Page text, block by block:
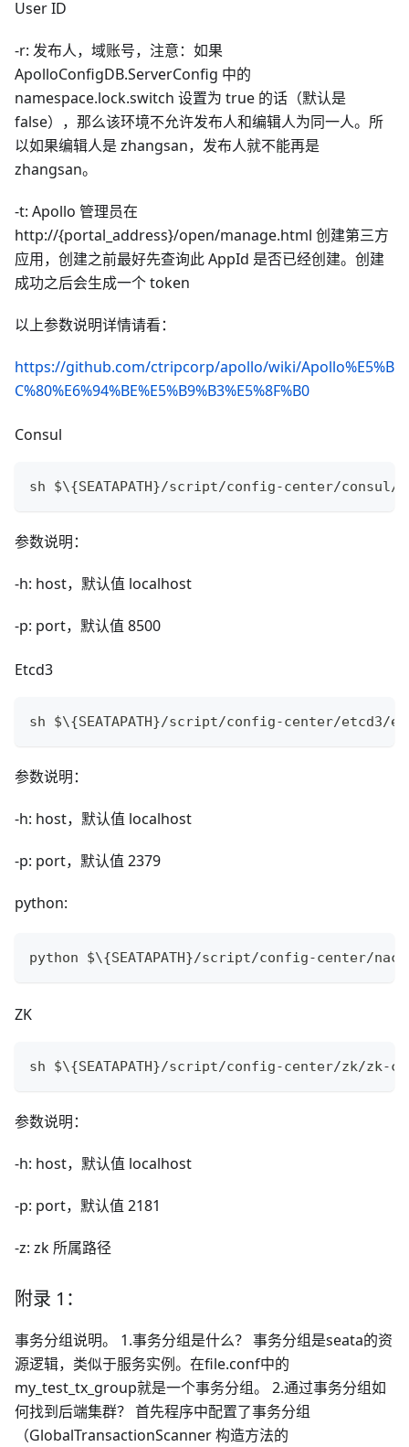
User ID
-r: 发布人，域账号，注意：如果
ApolloConfigDB.ServerConfig 中的
namespace.lock.switch 设置为 true 的话（默认是
false），那么该环境不允许发布人和编辑人为同一人。所
以如果编辑人是 zhangsan，发布人就不能再是
zhangsan。
-t: Apollo 管理员在
http://{portal_address}/open/manage.html 创建第三方
应用，创建之前最好先查询此 AppId 是否已经创建。创建
成功之后会生成一个 token
以上参数说明详情请看：
https://github.com/ctripcorp/apollo/wiki/Apollo%E5%B
C%80%E6%94%BE%E5%B9%B3%E5%8F%B0
Consul
sh $\{SEATAPATH}/script/config-center/
参数说明：
-h: host，默认值 localhost
-p: port，默认值 8500
Etcd3
sh $\{SEATAPATH}/script/config-center/
参数说明：
-h: host，默认值 localhost
-p: port，默认值 2379
python:
python $\{SEATAPATH}/script/config-center/
ZK
sh $\{SEATAPATH}/script/config-center/zk/zk-
参数说明：
-h: host，默认值 localhost
-p: port，默认值 2181
-z: zk 所属路径
附录 1：
事务分组说明。 1.事务分组是什么？ 事务分组是seata的资
源逻辑，类似于服务实例。在file.conf中的
my_test_tx_group就是一个事务分组。 2.通过事务分组如
何找到后端集群？ 首先程序中配置了事务分组
（GlobalTransactionScanner 构造方法的